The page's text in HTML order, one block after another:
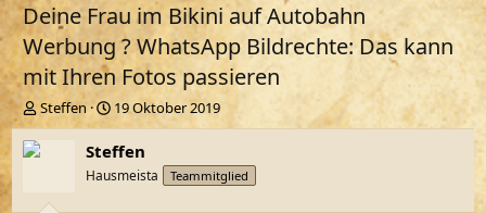
Deine Frau im Bikini auf Autobahn
Werbung ? WhatsApp Bildrechte: Das kann
mit Ihren Fotos passieren
E
r
s
Steffen
E
r
s
e
19 Oktober 2019
Steffen
Hausmeista Teammitglied